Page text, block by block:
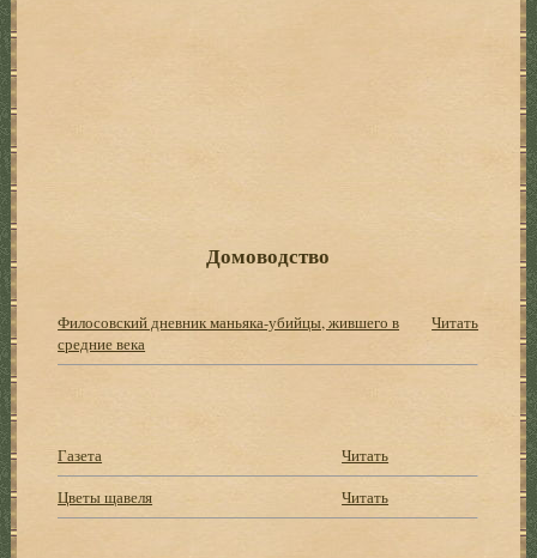
Домоводство
Филосовский дневник маньяка-убийцы, жившего в
средние века
Читать
Газета
Читать
Цветы щавеля
Читать